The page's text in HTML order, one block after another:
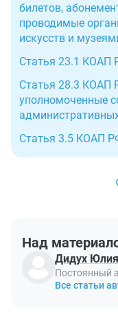
билетов,
проводимые
искусств и
Статья 23.1 КОАП
Статья 28.3 КОАП
уполномоченные
Статья 3.5 КОАП
Над
Дидух Юлия
Постоянный
Все статьи